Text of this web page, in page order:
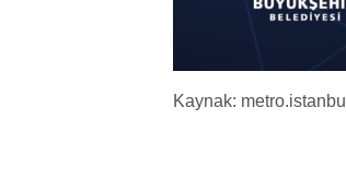
Kaynak: metro.istanbul